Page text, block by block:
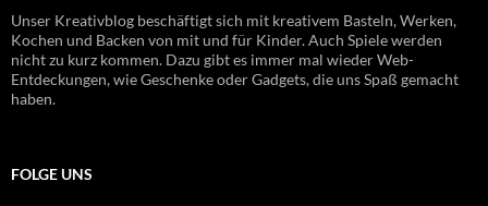
Unser Kreativblog beschäftigt sich mit kreativem Basteln, Werken,
Kochen und Backen von mit und für Kinder. Auch Spiele werden
nicht zu kurz kommen. Dazu gibt es immer mal wieder Web-
Entdeckungen, wie Geschenke oder Gadgets, die uns Spaß gemacht
haben.
FOLGE UNS